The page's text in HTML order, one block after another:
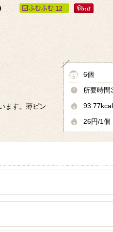
12
ます。薄ピン
6個
所要時間
26円/1個